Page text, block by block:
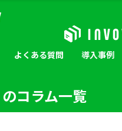
よくある質問 導入事例
のコラム一覧